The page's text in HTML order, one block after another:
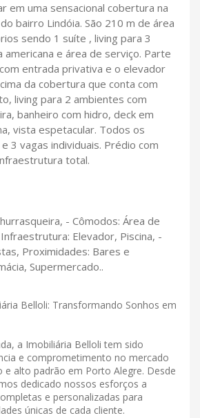
em uma sensacional cobertura na
bairro Lindóia. São 210 m de área
sendo 1 suíte , living para 3
americana e área de serviço. Parte
entrada privativa e o elevador
da cobertura que conta com
living para 2 ambientes com
banheiro com hidro, deck em
vista espetacular. Todos os
3 vagas individuais. Prédio com
total.
- Cômodos: Área de
Elevador, Piscina, -
Proximidades: Bares e
Supermercado..
Belloli: Transformando Sonhos em
a Imobiliária Belloli tem sido
e comprometimento no mercado
e alto padrão em Porto Alegre. Desde
dedicado nossos esforços a
e personalizadas para
únicas de cada cliente.